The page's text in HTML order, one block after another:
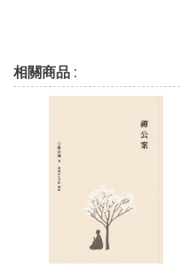
相關商品 :